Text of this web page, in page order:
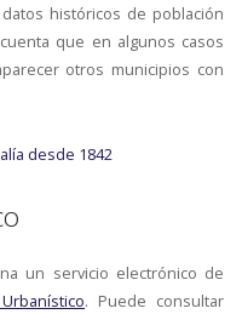
históricos de población
que en algunos casos
otros municipios con
desde 1842
un servicio electrónico de
. Puede consultar